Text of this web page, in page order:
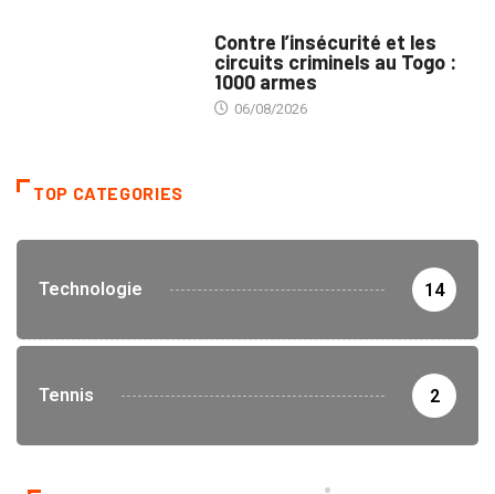
Contre l’insécurité et les
circuits criminels au Togo :
1000 armes
06/08/2026
TOP CATEGORIES
Technologie 14
Tennis 2